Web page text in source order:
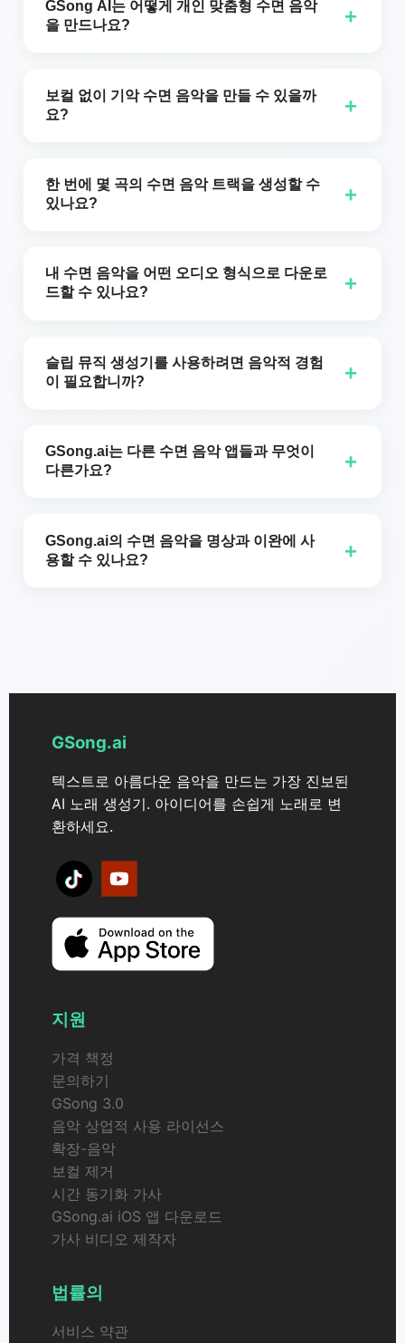
을 생성할 수 있습니다. 이상적인 사운드스케이프를
하시는 구독자분들을 위한 프리미엄 기능도 제공됩
GSong AI는 어떻게 개인 맞춤형 수면 음악
을 만드나요?
+
기계 학습을 사용하여 사용자의 선호도를 이해합니
다. 사용자가 장르, 분위기, 악기 및 자연 소리를 포함
춤화된 독특하고 부드러운 트랙을 만듭니다.
보컬 없이 기악 수면 음악을 만들 수 있을까
요?
+
는 트랙을 만드는 악기 전용 토글이 포함되어 있습니
다. 대부분의 사용자는 가사가 없는 악기 연주 수면
위해 악기 전용 모드를 권장합니다.
한 번에 몇 곡의 수면 음악 트랙을 생성할 수
있나요?
+
악 생성기는 두 개의 고유한 수면 음악 트랙을 만듭
니다. 이는 다양한 선택지를 제공하여 휴식 요구에
큼 여러 번 생성할 수 있습니다.
내 수면 음악을 어떤 오디오 형식으로 다운로
드할 수 있나요?
+
수면 음악을 제공합니다. 이러한 전문 등급 오디오
파일은 스마트폰, 태블릿, 컴퓨터 또는 전용 수면 사
보장합니다.
슬립 뮤직 생성기를 사용하려면 음악적 경험
이 필요합니까?
+
기는 모두를 위해 설계되었습니다. 단지 평범한 언어
로 원하는 수면 음악의 유형을 설명해 보세요—예:
를 입력하는 것만큼 쉽습니다.
GSong.ai는 다른 수면 음악 앱들과 무엇이
다른가요?
+
GSong.ai의 Sleep Music Generator는 사용자의 특
정 선호도에 기반하여 완전히 독창적이고 개인화된
GSong.ai의 수면 음악을 명상과 이완에 사
용할 수 있나요?
+
GSong.ai
텍스트로 아름다운 음악을 만드는 가장 진보된
AI 노래 생성기. 아이디어를 손쉽게 노래로 변
환하세요.
지원
가격 책정
문의하기
GSong 3.0
음악 상업적 사용 라이선스
확장-음악
보컬 제거
시간 동기화 가사
GSong.ai iOS 앱 다운로드
가사 비디오 제작자
법률의
서비스 약관